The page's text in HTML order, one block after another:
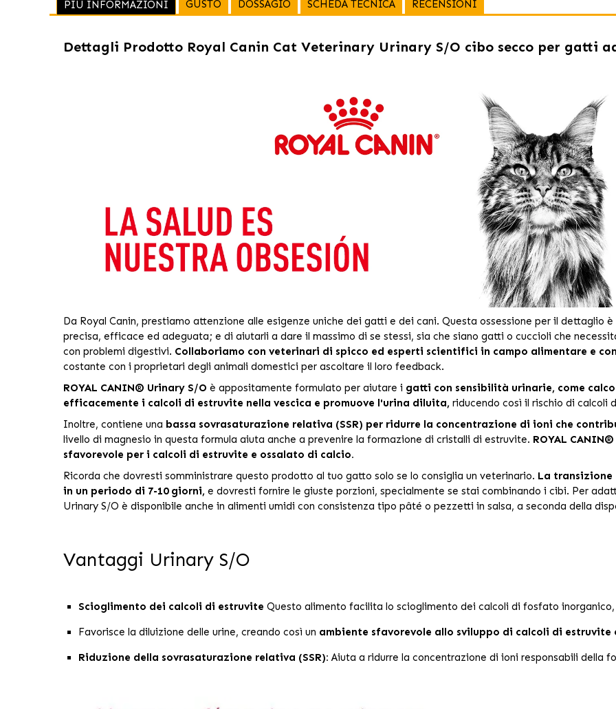
PIÙ INFORMAZIONI GUSTO DOSSAGIO SCHEDA TECNICA RECENSIONI
Dettagli Prodotto Royal Canin Cat Veterinary Urinary S/O cibo secco per gatti
Da Royal Canin, prestiamo attenzione alle esigenze uniche dei gatti e dei cani. Questa ossessione per il dettaglio
precisa, efficace ed adeguata; e di aiutarli a dare il massimo di se stessi, sia che siano gatti o cuccioli che
con problemi digestivi. Collaboriamo con veterinari di spicco ed esperti scientifici in campo alimentare e
costante con i proprietari degli animali domestici per ascoltare il loro feedback.
ROYAL CANIN® Urinary S/O è appositamente formulato per aiutare i gatti con sensibilità urinarie, come
efficacemente i calcoli di estruvite nella vescica e promuove l'urina diluita, riducendo così il rischio di calcoli
Inoltre, contiene una bassa sovrasaturazione relativa (SSR) per ridurre la concentrazione di ioni che
livello di magnesio in questa formula aiuta anche a prevenire la formazione di cristalli di estruvite. ROYAL
sfavorevole per i calcoli di estruvite e ossalato di calcio.
Ricorda che dovresti somministrare questo prodotto al tuo gatto solo se lo consiglia un veterinario. La transizione
in un periodo di 7-10 giorni, e dovresti fornire le giuste porzioni, specialmente se stai combinando i cibi. Per
Urinary S/O è disponibile anche in alimenti umidi con consistenza tipo pâté o pezzetti in salsa, a seconda della
Vantaggi Urinary S/O
Scioglimento dei calcoli di estruvite Questo alimento facilita lo scioglimento dei calcoli di fosfato
Favorisce la diluizione delle urine, creando così un ambiente sfavorevole allo sviluppo di calcoli di estruvite
Riduzione della sovrasaturazione relativa (SSR): Aiuta a ridurre la concentrazione di ioni responsabili della